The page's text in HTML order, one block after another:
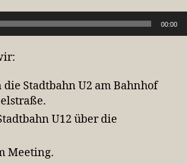
00:00
Stadtbahn U2 am Bahnhof
U12 über die
Meeting.